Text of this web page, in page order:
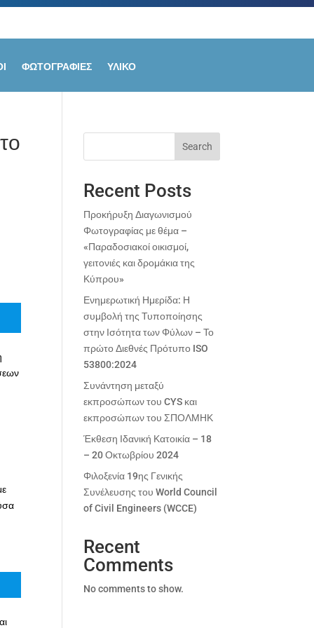
ΦΩΤΟΓΡΑΦΙΕΣ ΥΛΙΚΟ
Search
Recent Posts
Προκήρυξη Διαγωνισμού
Φωτογραφίας με θέμα –
«Παραδοσιακοί οικισμοί,
γειτονιές και δρομάκια της
Κύπρου»
Ενημερωτική Ημερίδα: Η
συμβολή της Τυποποίησης
στην Ισότητα των Φύλων – Το
πρώτο Διεθνές Πρότυπο ISO
53800:2024
Συνάντηση μεταξύ
εκπροσώπων του CYS και
εκπροσώπων του ΣΠΟΛΜΗΚ
Έκθεση Ιδανική Κατοικία – 18
– 20 Οκτωβρίου 2024
Φιλοξενία 19ης Γενικής
Συνέλευσης του World Council
of Civil Engineers (WCCE)
Recent
Comments
No comments to show.